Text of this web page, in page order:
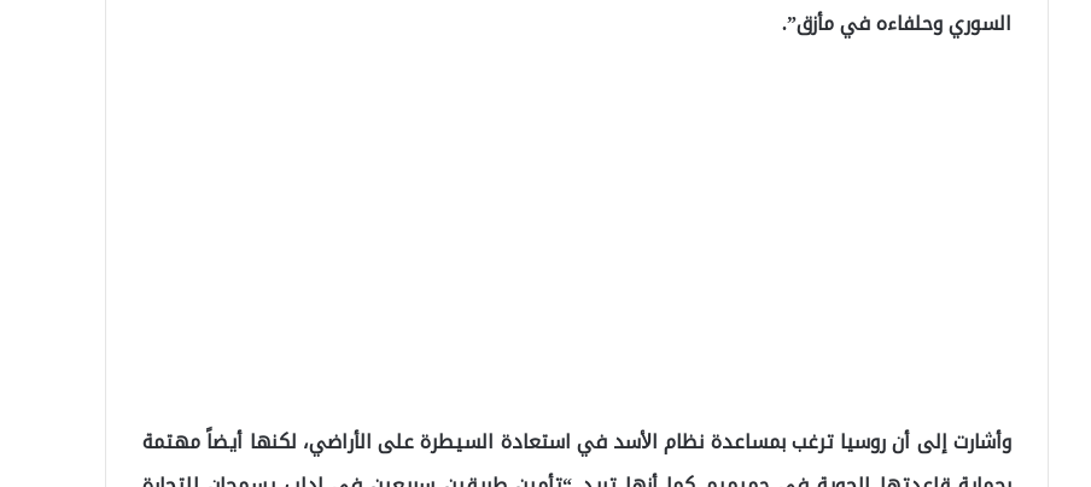
السوري وحلفاءه في مأزق”.
وأشارت إلى أن روسيا ترغب بمساعدة نظام اﻷسد في استعادة السيطرة على الأراضي، لكنها أيضاً مهتمة